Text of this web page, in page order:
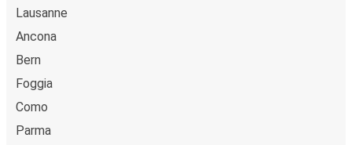
Lausanne
Ancona
Bern
Foggia
Como
Parma